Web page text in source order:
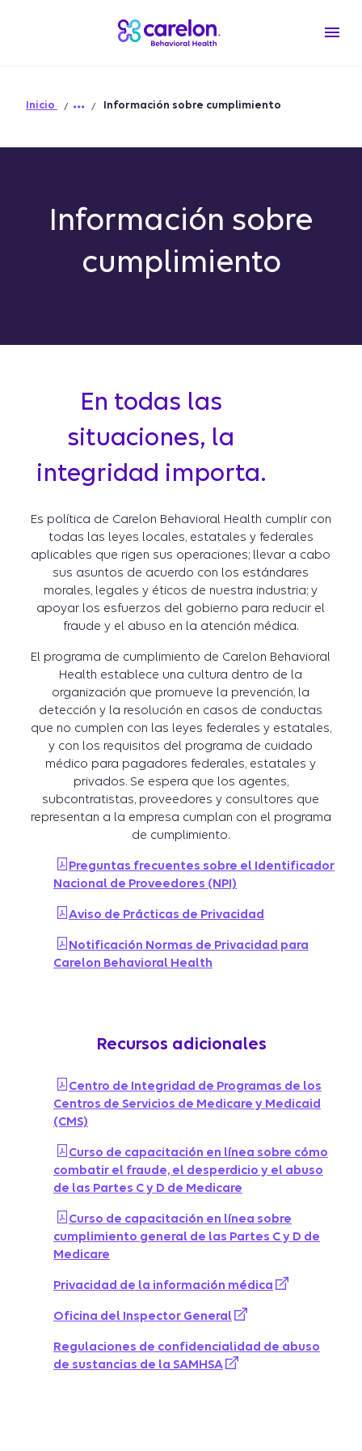
Inicio Información sobre cumplimiento
Información sobre
cumplimiento
En todas las
situaciones, la
integridad importa.
Es política de Carelon Behavioral Health cumplir con
todas las leyes locales, estatales y federales
aplicables que rigen sus operaciones; llevar a cabo
sus asuntos de acuerdo con los estándares
morales, legales y éticos de nuestra industria; y
apoyar los esfuerzos del gobierno para reducir el
fraude y el abuso en la atención médica.
El programa de cumplimiento de Carelon Behavioral
Health establece una cultura dentro de la
organización que promueve la prevención, la
detección y la resolución en casos de conductas
que no cumplen con las leyes federales y estatales,
y con los requisitos del programa de cuidado
médico para pagadores federales, estatales y
privados. Se espera que los agentes,
subcontratistas, proveedores y consultores que
representan a la empresa cumplan con el programa
de cumplimiento.
Preguntas frecuentes sobre el Identificador
Nacional de Proveedores (NPI)
Aviso de Prácticas de Privacidad
Notificación Normas de Privacidad para
Carelon Behavioral Health
Recursos adicionales
Centro de Integridad de Programas de los
Centros de Servicios de Medicare y Medicaid
(CMS)
Curso de capacitación en línea sobre cómo
combatir el fraude, el desperdicio y el abuso
de las Partes C y D de Medicare
Curso de capacitación en línea sobre
cumplimiento general de las Partes C y D de
Medicare
Privacidad de la información médica
Oficina del Inspector General
Regulaciones de confidencialidad de abuso
de sustancias de la SAMHSA